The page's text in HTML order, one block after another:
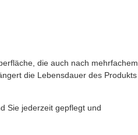
die auch nach mehrfachem
die Lebensdauer des Produkts
Sie jederzeit gepflegt und